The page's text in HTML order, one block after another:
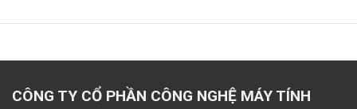
CÔNG TY CỔ PHẦN CÔNG NGHỆ MÁY TÍNH